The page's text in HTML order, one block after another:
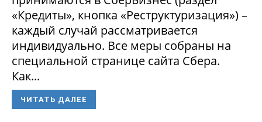
«Кредиты», кнопка «Реструктуризация») –
каждый случай рассматривается
индивидуально. Все меры собраны на
специальной странице сайта Сбера.
Как...
ЧИТАТЬ ДАЛЕЕ